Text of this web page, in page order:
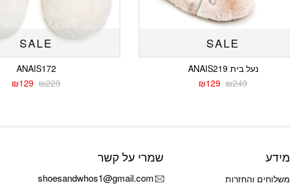
SALE
נעל בית ANAIS219
₪249
₪129
SALE
ANAIS172
₪229
המחיר
₪129
המחיר
המחיר
המחיר
מידע
משלוחים והחזרות
שמרי על קשר
shoesandwhos1@gmail.com